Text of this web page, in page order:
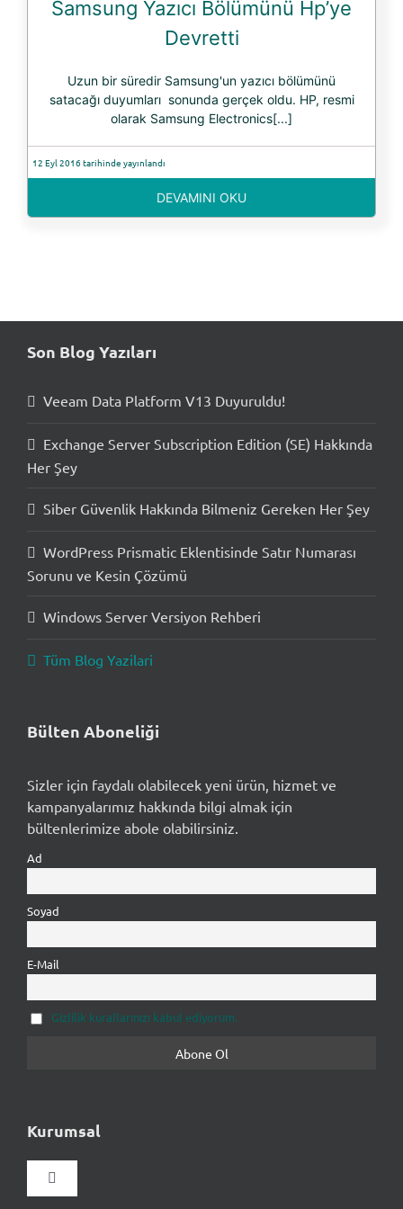
Samsung Yazıcı Bölümünü Hp’ye
Devretti
Uzun bir süredir Samsung'un yazıcı bölümünü
satacağı duyumları sonunda gerçek oldu. HP, resmi
olarak Samsung Electronics[...]
12 Eyl 2016 tarihinde yayınlandı
DEVAMINI OKU
Son Blog Yazıları
Veeam Data Platform V13 Duyuruldu!
Exchange Server Subscription Edition (SE) Hakkında
Her Şey
Siber Güvenlik Hakkında Bilmeniz Gereken Her Şey
WordPress Prismatic Eklentisinde Satır Numarası
Sorunu ve Kesin Çözümü
Windows Server Versiyon Rehberi
Tüm Blog Yazilari
Bülten Aboneliği
Sizler için faydalı olabilecek yeni ürün, hizmet ve
kampanyalarımız hakkında bilgi almak için
bültenlerimize abole olabilirsiniz.
Ad
Soyad
E-Mail
Gizlilik kurallarınızı kabul ediyorum.
Kurumsal
Gezinmeyi